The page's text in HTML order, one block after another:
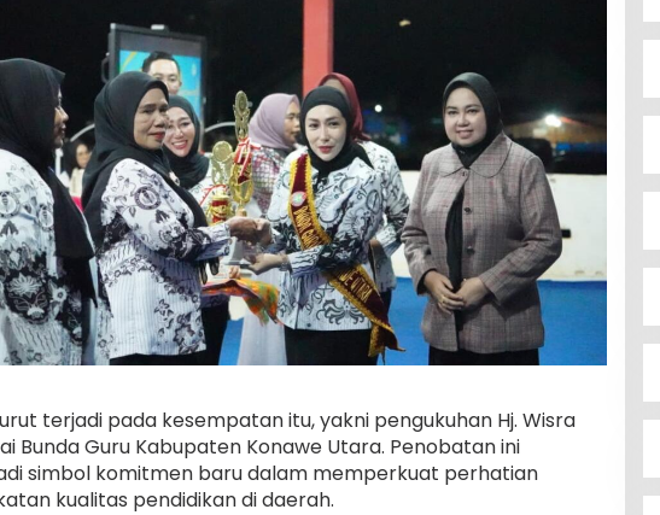
terjadi pada kesempatan itu, yakni pengukuhan Hj. Wisra
Bunda Guru Kabupaten Konawe Utara. Penobatan ini
simbol komitmen baru dalam memperkuat perhatian
kualitas pendidikan di daerah.